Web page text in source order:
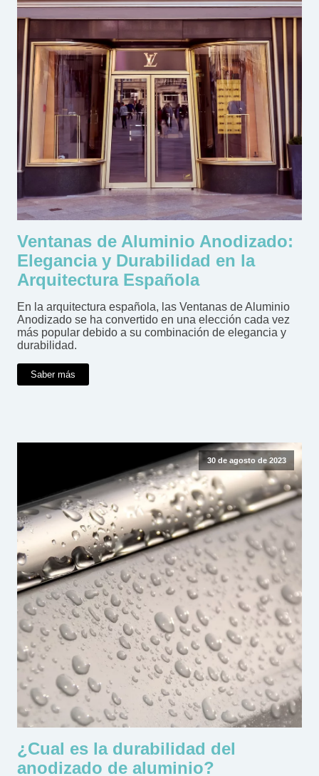
Ventanas de Aluminio Anodizado:
Elegancia y Durabilidad en la
Arquitectura Española
En la arquitectura española, las Ventanas de Aluminio
Anodizado se ha convertido en una elección cada vez
más popular debido a su combinación de elegancia y
durabilidad.
Saber más
30 de agosto de 2023
¿Cual es la durabilidad del
anodizado de aluminio?